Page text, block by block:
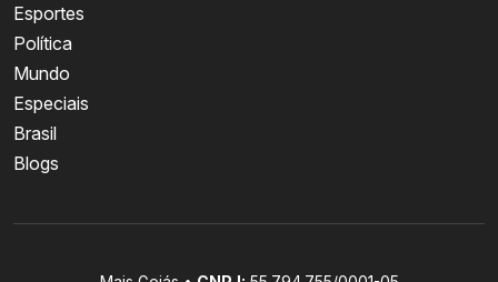
Esportes
Política
Mundo
Especiais
Brasil
Blogs